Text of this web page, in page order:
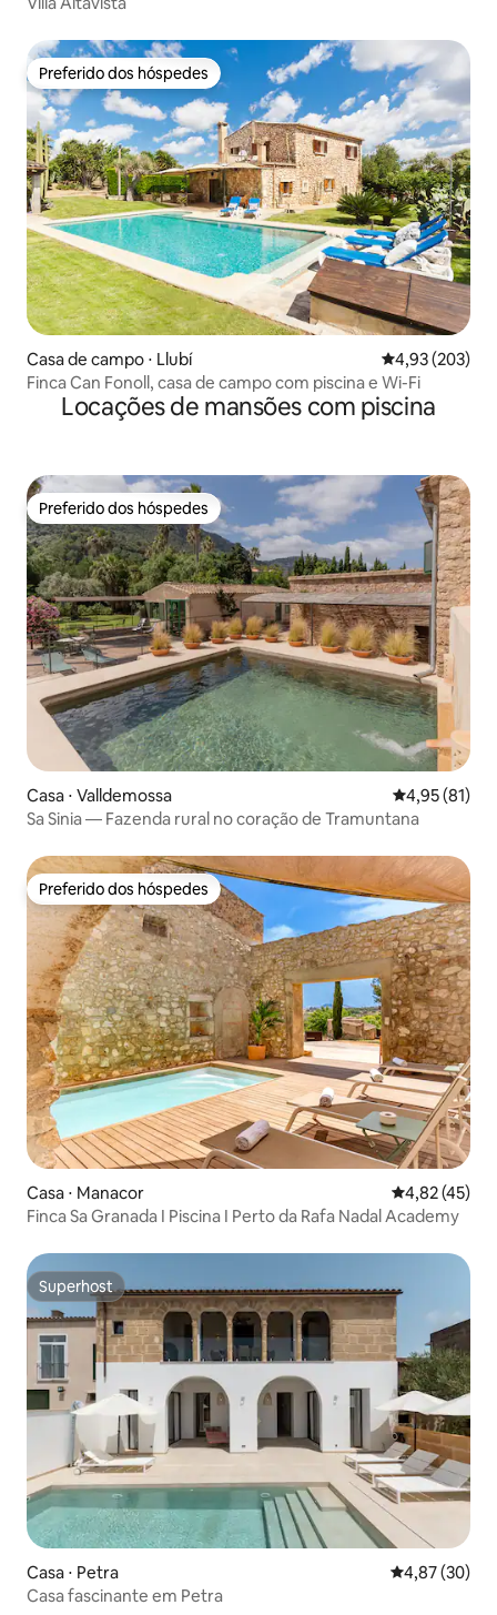
Preferido dos hóspedes
Preferido dos hóspedes
Casa de campo ⋅ Llubí 4,93 de uma
4,93 (203)
Finca Can Fonoll, casa de campo com piscina e Wi-Fi
Locações de mansões com piscina
Preferido dos hóspedes
Preferido dos hóspedes
Casa ⋅ Valldemossa 4,95 de uma
4,95 (81)
Sa Sinia — Fazenda rural no coração de Tramuntana
Preferido dos hóspedes
Preferido dos hóspedes
Casa ⋅ Manacor 4,82 de uma
4,82 (45)
Finca Sa Granada I Piscina I Perto da Rafa Nadal Academy
Superhost
Superhost
Casa ⋅ Petra 4,87 de uma
4,87 (30)
Casa fascinante em Petra